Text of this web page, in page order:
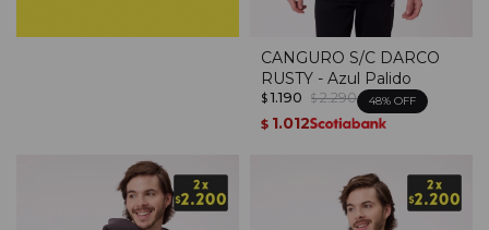
CANGURO S/C DARCO
RUSTY - Azul Palido
$ 1.190 $ 2.290 48
$ 1.012